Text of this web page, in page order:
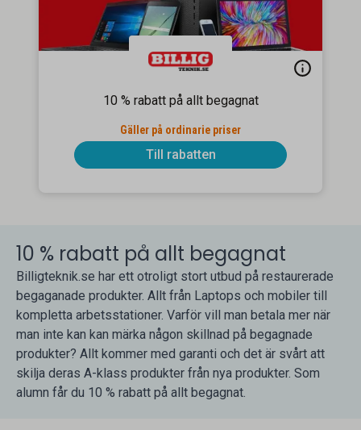
10 % rabatt på allt begagnat
Gäller på ordinarie priser
Till rabatten
10 % rabatt på allt begagnat
Billigteknik.se har ett otroligt stort utbud på restaurerade
begaganade produkter. Allt från Laptops och mobiler till
kompletta arbetsstationer. Varför vill man betala mer när
man inte kan kan märka någon skillnad på begagnade
produkter? Allt kommer med garanti och det är svårt att
skilja deras A-klass produkter från nya produkter. Som
alumn får du 10 % rabatt på allt begagnat.